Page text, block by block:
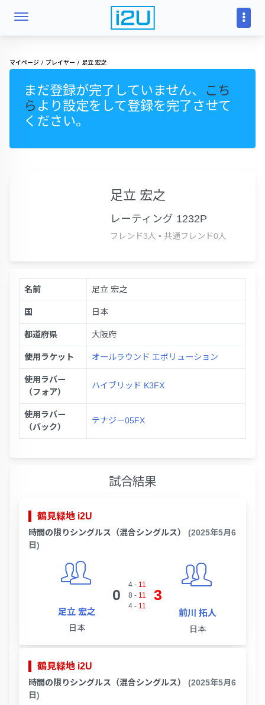
マイページ プレイヤー 足立 宏之
まだ登録が完了していません、
こち
ら より設定をして登録を完了させて
ください。
足立 宏之
レーティング 1232P
フレンド3人 • 共通フレンド0人
名前 足立 宏之
国 日本
都道府県 大阪府
使用ラケット オールラウンド エボリューション
使用ラバー
（フォア）
ハイブリッド K3FX
使用ラバー
（バック）
テナジー05FX
試合結果
鶴見緑地 i2U
時間の限りシングルス（混合シングルス）
(2025年5月6
日)
足立 宏之
日本
0
4- 11
8 - 11
4- 11
3
前川 拓人
日本
鶴見緑地 i2U
時間の限りシングルス（混合シングルス）
(2025年5月6
日)